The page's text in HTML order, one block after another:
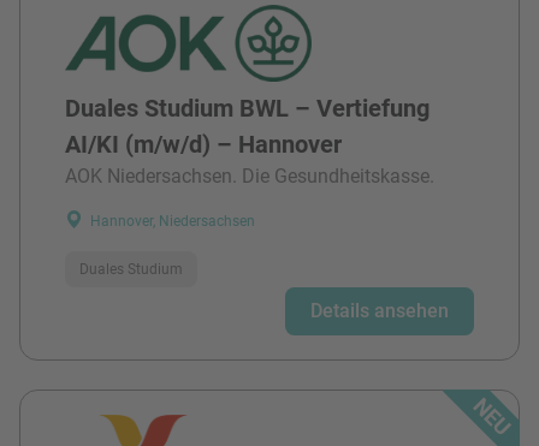
Duales Studium BWL – Vertiefung
AI/KI (m/w/d) – Hannover
AOK Niedersachsen. Die Gesundheitskasse.
Hannover, Niedersachsen
Duales Studium
Details ansehen